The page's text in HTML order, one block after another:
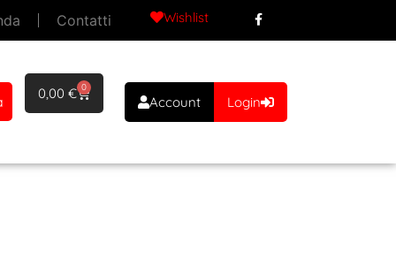
Contatti Wishlist
0,00€ 0
Account Login